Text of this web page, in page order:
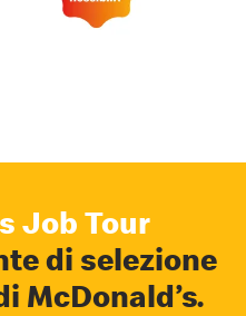
Job Tour
di selezione
McDonald’s.